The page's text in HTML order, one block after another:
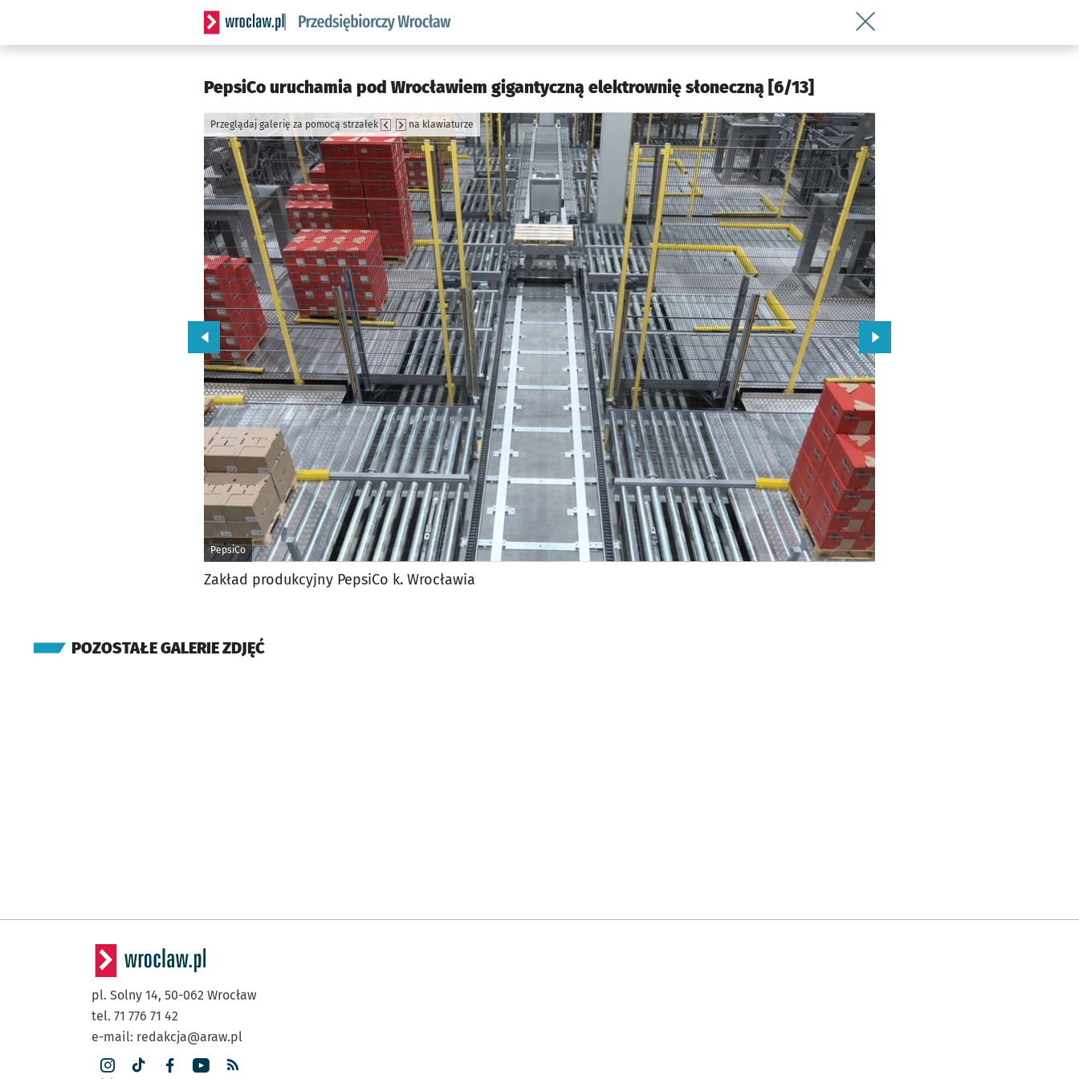
Serwis informacyjny wroclaw.pl podserwis: Strategia rozwoju przedsiębiorczości miasta Wrocławia
Wróć do artykułu PepsiCo uruchamia
PepsiCo uruchamia pod Wrocławiem gigantyczną elektrownię słoneczną [6/13]
PepsiCo
Przeglądaj galerię za pomocą strzałek na klawiaturze
Przejdź do poprzedniego zdjęcia. Przejdź do kolejnego zdjęcia.
Zakład produkcyjny PepsiCo k. Wrocławia
POZOSTAŁE GALERIE ZDJĘĆ
pl. Solny 14, 50-062 Wrocław
tel. 71 776 71 42
e-mail: redakcja@araw.pl